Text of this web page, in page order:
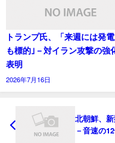
トランプ氏、「来週には発
も標的｣－対イラン攻撃の強
表明
2026年7月16日
北朝鮮、
－音速の